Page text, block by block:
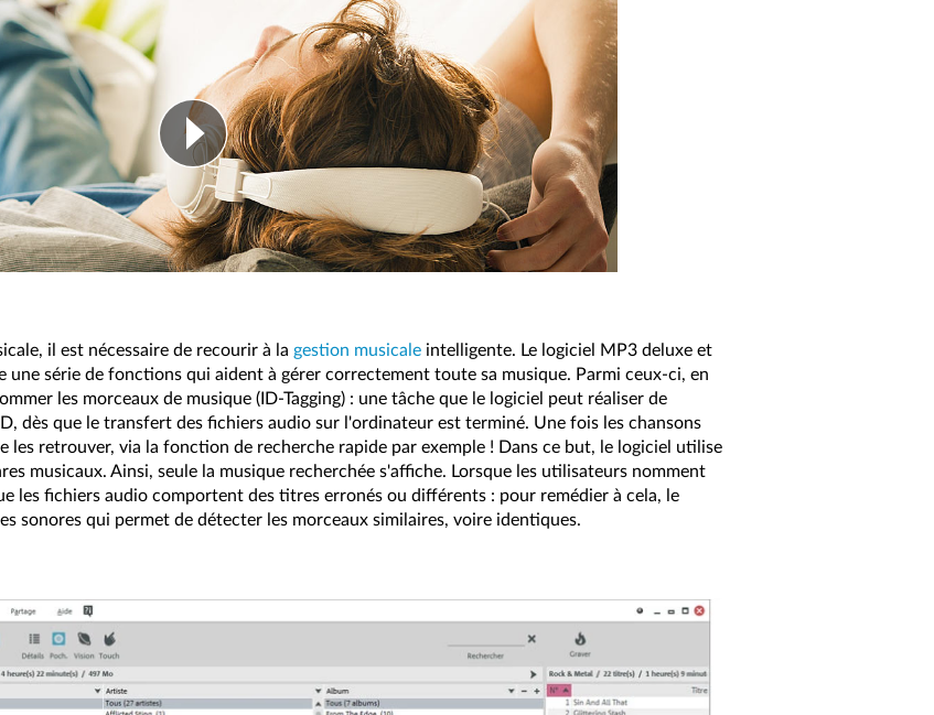
il est nécessaire de recourir à la gestion musicale intelligente. Le logiciel MP3 deluxe et
série de fonctions qui aident à gérer correctement toute sa musique. Parmi ceux-ci, en
les morceaux de musique (ID-Tagging) : une tâche que le logiciel peut réaliser de
dès que le transfert des fichiers audio sur l'ordinateur est terminé. Une fois les chansons
les retrouver, via la fonction de recherche rapide par exemple ! Dans ce but, le logiciel utilise
musicaux. Ainsi, seule la musique recherchée s'affiche. Lorsque les utilisateurs nomment
les fichiers audio comportent des titres erronés ou différents : pour remédier à cela, le
sonores qui permet de détecter les morceaux similaires, voire identiques.